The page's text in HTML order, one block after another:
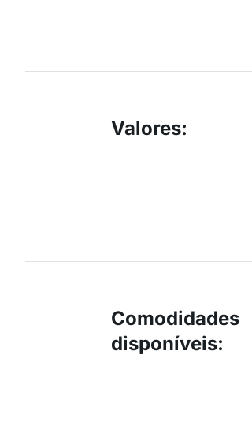
Valores:
Comodidades
disponíveis: